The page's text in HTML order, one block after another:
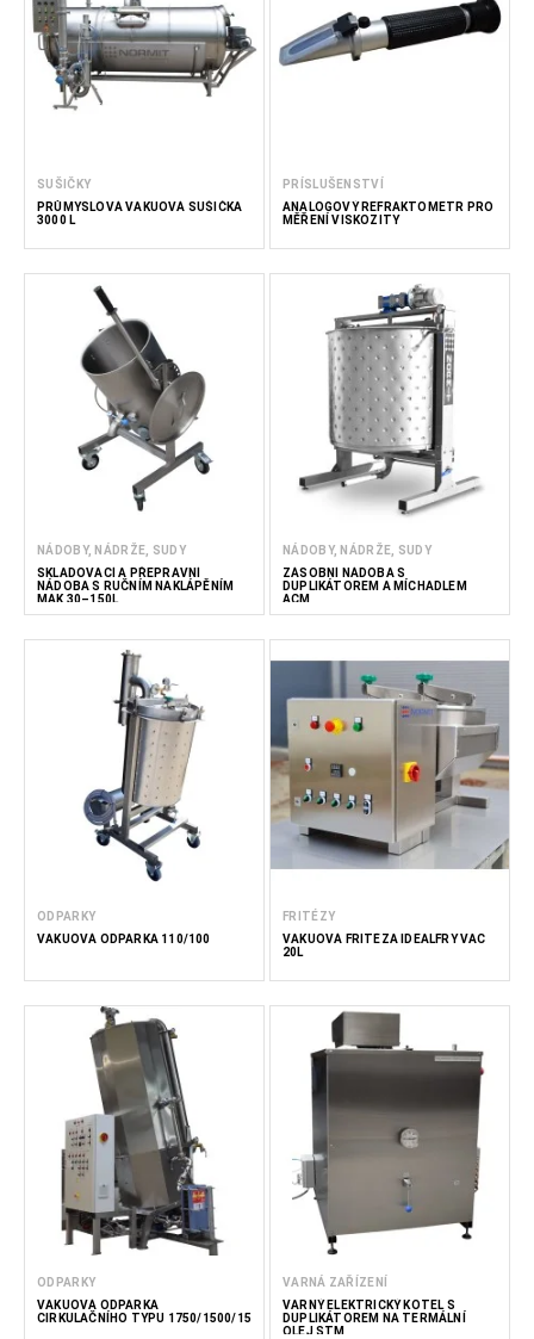
SUŠIČKY
PRŮMYSLOVÁ VAKUOVÁ SUŠIČKA
3000 L
PRÍSLUŠENSTVÍ
ANALOGOVÝ REFRAKTOMETR PRO
MĚŘENÍ VISKOZITY
NÁDOBY, NÁDRŽE, SUDY
SKLADOVACÍ A PŘEPRAVNÍ
NÁDOBA S RUČNÍM NAKLÁPĚNÍM
MAK 30–150L
NÁDOBY, NÁDRŽE, SUDY
ZÁSOBNÍ NÁDOBA S
DUPLIKÁTOREM A MÍCHADLEM
ACM
ODPARKY
VAKUOVÁ ODPARKA 110/100
FRITÉZY
VAKUOVÁ FRITÉZA IDEALFRY VAC
20L
ODPARKY
VAKUOVÁ ODPARKA
CIRKULAČNÍHO TYPU 1750/1500/15
VARNÁ ZAŘÍZENÍ
VARNÝ ELEKTRICKÝ KOTEL S
DUPLIKÁTOREM NA TERMÁLNÍ
OLEJ STM